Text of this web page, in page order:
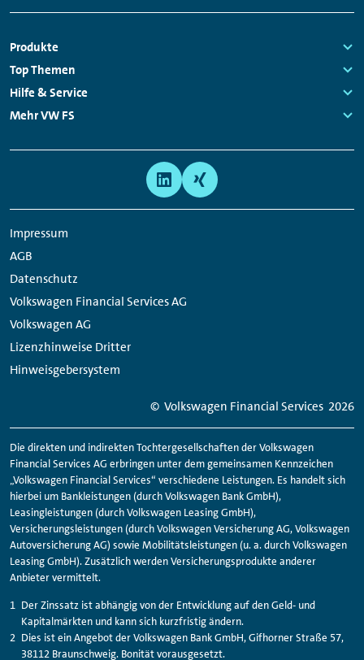
Fußzeilen
Navigation
Produkte
Links:
Top Themen
Links:
Hilfe & Service
Links:
Mehr VW FS
Impressum
AGB
Datenschutz
Volkswagen Financial Services AG
Volkswagen AG
Lizenzhinweise Dritter
Hinweisgebersystem
Links
© Volkswagen Financial Services 2026
Die direkten und indirekten Tochtergesellschaften der Volkswagen
FinancialServices AG erbringen unter dem gemeinsamen Kennzeichen
„Volkswagen FinancialServices“ verschiedene Leistungen. Es handelt sich
hierbei um Bankleistungen (durch Volkswagen Bank GmbH),
Leasingleistungen (durch Volkswagen Leasing GmbH),
Versicherungsleistungen (durch Volkswagen Versicherung AG, Volkswagen
Autoversicherung AG) sowie Mobilitätsleistungen (u. a. durch Volkswagen
Leasing GmbH). Zusätzlich werden Versicherungsprodukte anderer
Anbieter vermittelt.
Der Zinssatz ist abhängig von der Entwicklung auf den Geld- und
Kapitalmärkten und kann sich kurzfristig ändern.
Dies ist ein Angebot der Volkswagen Bank GmbH, Gifhorner Straße 57,
38112 Braunschweig. Bonität vorausgesetzt.